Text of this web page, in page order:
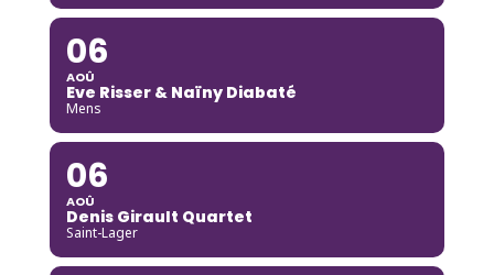
06
AOÛ
Eve Risser & Naïny Diabaté
Mens
06
AOÛ
Denis Girault Quartet
Saint-Lager